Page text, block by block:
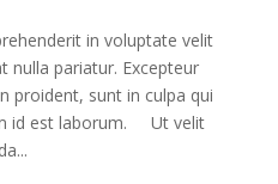
in voluptate velit
nulla pariatur. Excepteur
proident, sunt in culpa qui
id est laborum. Ut velit